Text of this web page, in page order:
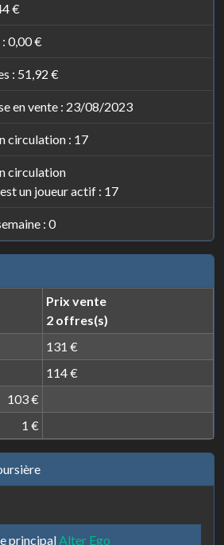
€
0,00 €
: 51,92 €
en vente : 23/08/2023
circulation : 17
circulation
un joueur actif : 17
: 0
Prix vente
2 offres(s)
131 €
114 €
103 €
1 €
principalAlter Ego